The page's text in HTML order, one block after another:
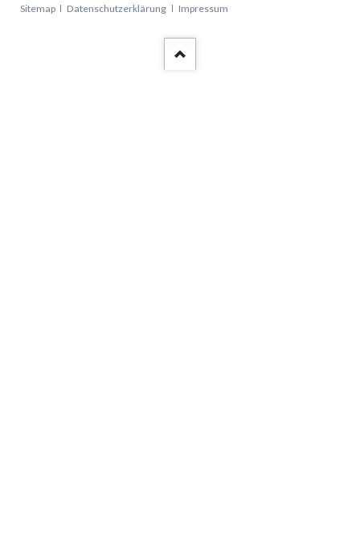
Navigation
Sitemap Datenschutzerklärung Impressum